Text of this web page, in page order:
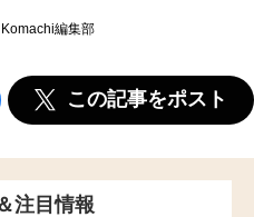
編集部
この記事をポスト
注目情報